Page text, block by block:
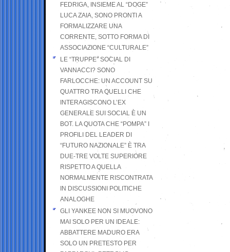
FEDRIGA, INSIEME AL “DOGE”
LUCA ZAIA, SONO PRONTI A
FORMALIZZARE UNA
CORRENTE, SOTTO FORMA DI
ASSOCIAZIONE “CULTURALE”
LE “TRUPPE” SOCIAL DI
VANNACCI? SONO
FARLOCCHE: UN ACCOUNT SU
QUATTRO TRA QUELLI CHE
INTERAGISCONO L’EX
GENERALE SUI SOCIAL È UN
BOT. LA QUOTA CHE “POMPA” I
PROFILI DEL LEADER DI
“FUTURO NAZIONALE” È TRA
DUE-TRE VOLTE SUPERIORE
RISPETTO A QUELLA
NORMALMENTE RISCONTRATA
IN DISCUSSIONI POLITICHE
ANALOGHE
GLI YANKEE NON SI MUOVONO
MAI SOLO PER UN IDEALE:
ABBATTERE MADURO ERA
SOLO UN PRETESTO PER